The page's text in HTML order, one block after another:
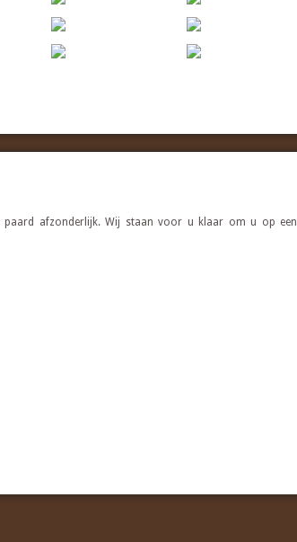
paard afzonderlijk. Wij staan voor u klaar om u op een